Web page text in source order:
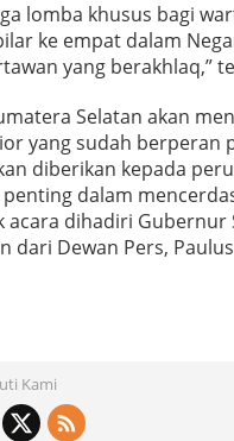
lomba khusus bagi
ke empat dalam
yang berakhlaq,”
Selatan akan
yang sudah berperan
diberikan kepada
dalam
dihadiri Gubernur
dari Dewan Pers,
Kami